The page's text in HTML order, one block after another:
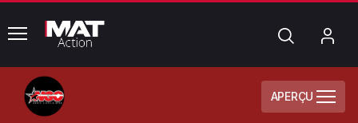
common.menu Chercher
APERÇU